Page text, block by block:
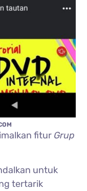
fitur Grup
untuk
tertarik